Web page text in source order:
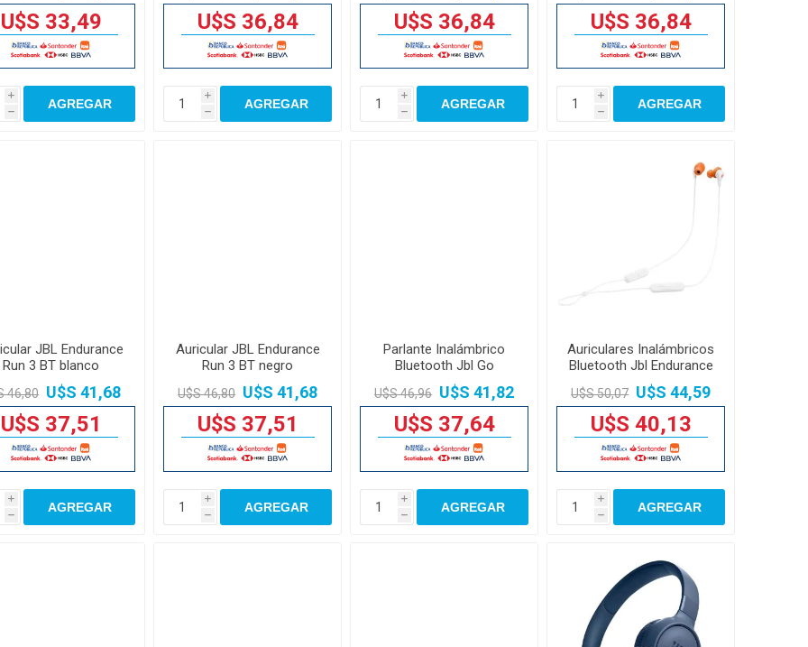
U$S 33,49
i
h
AGREGAR
U$S 36,84
i
h
AGREGAR
U$S 36,84
i
h
AGREGAR
U$S 36,84
i
h
AGREGAR
JBL Endurance
Run 3 BT blanco
46,80 U$S 41,68
U$S 37,51
i
h
AGREGAR
Auricular JBL Endurance
Run 3 BT negro
U$S 46,80 U$S 41,68
U$S 37,51
i
h
AGREGAR
Parlante Inalámbrico
Bluetooth Jbl Go
Essential 2 Ip67 3,1w
U$S 46,96 U$S 41,82
U$S 37,64
i
h
AGREGAR
Auriculares Inalámbricos
Bluetooth Jbl Endurance
Run 3 IP65 8mm
U$S 50,07 U$S 44,59
U$S 40,13
i
h
AGREGAR